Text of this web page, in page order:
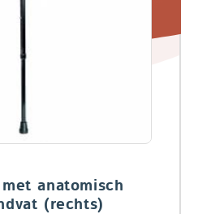
anatomisch
(rechts)